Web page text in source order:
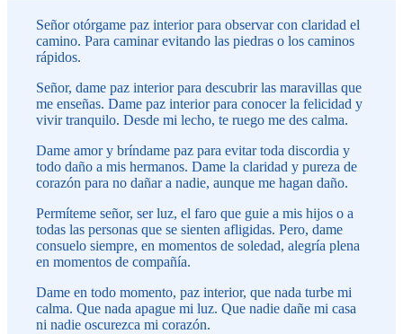
Señor otórgame paz interior para observar con claridad el
camino. Para caminar evitando las piedras o los caminos
rápidos.
Señor, dame paz interior para descubrir las maravillas que
me enseñas. Dame paz interior para conocer la felicidad y
vivir tranquilo. Desde mi lecho, te ruego me des calma.
Dame amor y bríndame paz para evitar toda discordia y
todo daño a mis hermanos. Dame la claridad y pureza de
corazón para no dañar a nadie, aunque me hagan daño.
Permíteme señor, ser luz, el faro que guie a mis hijos o a
todas las personas que se sienten afligidas. Pero, dame
consuelo siempre, en momentos de soledad, alegría plena
en momentos de compañía.
Dame en todo momento, paz interior, que nada turbe mi
calma. Que nada apague mi luz. Que nadie dañe mi casa
ni nadie oscurezca mi corazón.